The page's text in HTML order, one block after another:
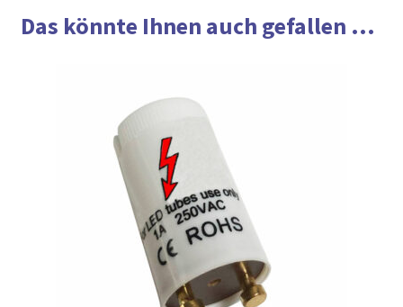
Das könnte Ihnen auch gefallen ...